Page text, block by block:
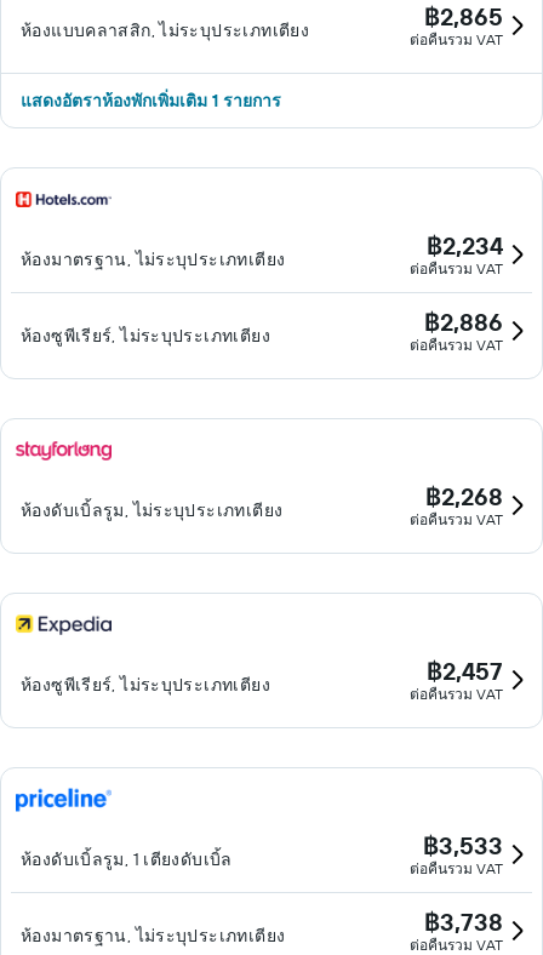
ห้องแบบคลาสสิก, ไม่ระบุประเภทเตียง ฿2,865
ต่อคืนรวม VAT
แสดงอัตราห้องพักเพิ่มเติม 1 รายการ
ห้องมาตรฐาน, ไม่ระบุประเภทเตียง ฿2,234
ต่อคืนรวม VAT
ห้องซูพีเรียร์, ไม่ระบุประเภทเตียง ฿2,886
ต่อคืนรวม VAT
ห้องดับเบิ้ลรูม, ไม่ระบุประเภทเตียง ฿2,268
ต่อคืนรวม VAT
ห้องซูพีเรียร์, ไม่ระบุประเภทเตียง ฿2,457
ต่อคืนรวม VAT
ห้องดับเบิ้ลรูม, 1 เตียงดับเบิ้ล ฿3,533
ต่อคืนรวม VAT
ห้องมาตรฐาน, ไม่ระบุประเภทเตียง ฿3,738
ต่อคืนรวม VAT